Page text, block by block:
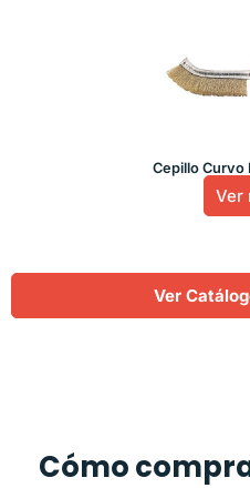
Cepillo Curvo
Ver
Ver
Cómo